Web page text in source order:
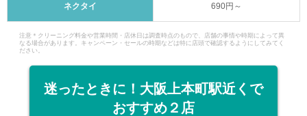
ネクタイ 690円～
注意＊クリーニング料金や営業時間・店休日は調査時点のもので、店舗の事情や時期によって異
なる場合があります。キャンペーン・セールの時期などは特に店頭で確認するようにしてみてく
ださい。
迷ったときに！大阪上本町駅近くで
おすすめ２店